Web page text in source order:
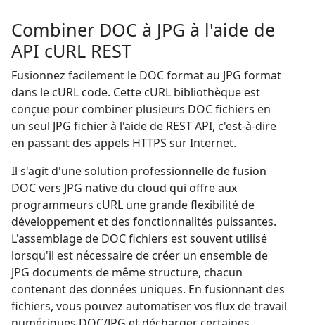
Combiner DOC à JPG à l'aide de
API cURL REST
Fusionnez facilement le DOC format au JPG format
dans le cURL code. Cette cURL bibliothèque est
conçue pour combiner plusieurs DOC fichiers en
un seul JPG fichier à l'aide de REST API, c'est-à-dire
en passant des appels HTTPS sur Internet.
Il s'agit d'une solution professionnelle de fusion
DOC vers JPG native du cloud qui offre aux
programmeurs cURL une grande flexibilité de
développement et des fonctionnalités puissantes.
L'assemblage de DOC fichiers est souvent utilisé
lorsqu'il est nécessaire de créer un ensemble de
JPG documents de même structure, chacun
contenant des données uniques. En fusionnant des
fichiers, vous pouvez automatiser vos flux de travail